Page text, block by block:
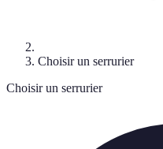
Choisir un serrurier
Choisir un serrurier